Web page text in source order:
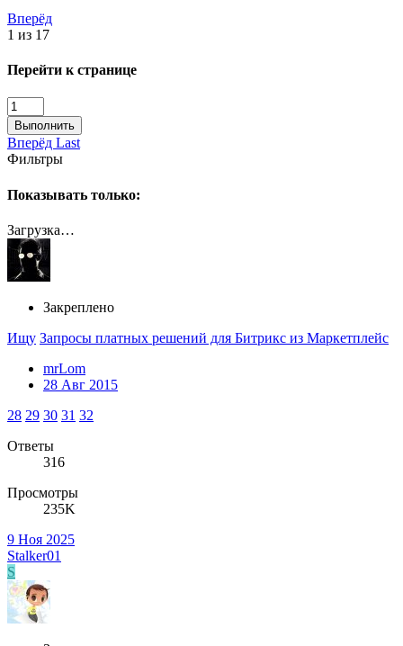
Вперёд
1 из 17
Перейти к странице
Выполнить
Вперёд Last
Фильтры
Показывать только:
Загрузка…
Закреплено
Ищу Запросы платных решений для Битрикс из Маркетплейс
mrLom
28 Авг 2015
28 29 30 31 32
Ответы
316
Просмотры
235K
9 Ноя 2025
Stalker01
S